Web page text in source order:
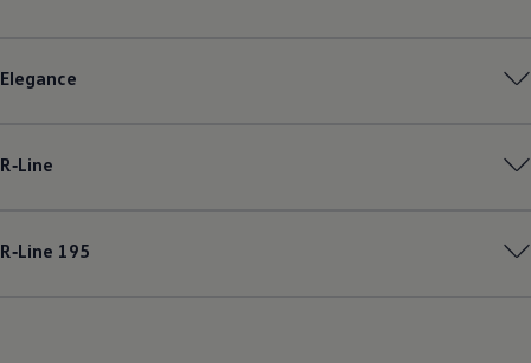
Elegance
R‑Line
R‑Line 195